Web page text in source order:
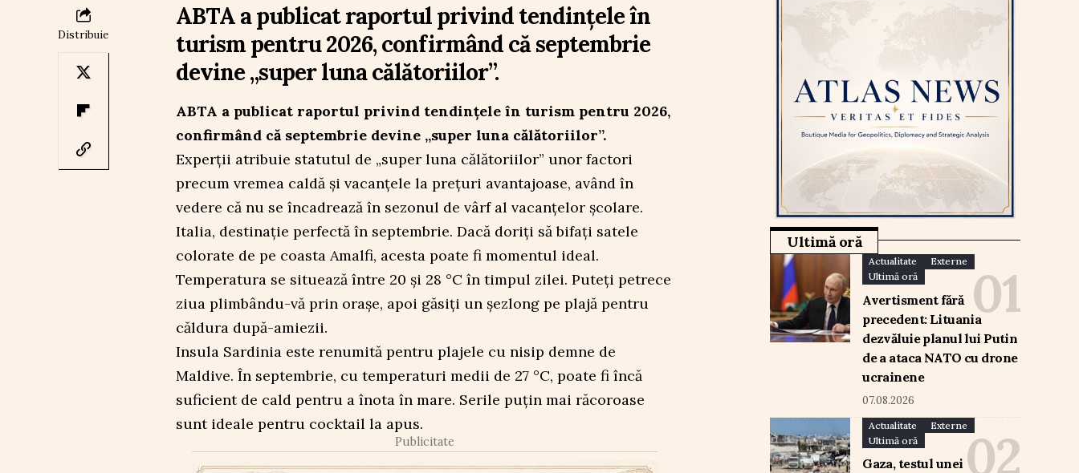
Distribuie
ABTA a publicat raportul privind tendințele în
turism pentru 2026, confirmând că septembrie
devine „super luna călătoriilor”.
ABTA a publicat raportul privind tendințele în turism pentru 2026,
confirmând că septembrie devine „super luna călătoriilor”.
Experții atribuie statutul de „super luna călătoriilor” unor factori
precum vremea caldă și vacanțele la prețuri avantajoase, având în
vedere că nu se încadrează în sezonul de vârf al vacanțelor școlare.
Italia, destinație perfectă în septembrie. Dacă doriți să bifați satele
colorate de pe coasta Amalfi, acesta poate fi momentul ideal.
Temperatura se situează între 20 și 28 °C în timpul zilei. Puteți petrece
ziua plimbându-vă prin orașe, apoi găsiți un șezlong pe plajă pentru
căldura după-amiezii.
Insula Sardinia este renumită pentru plajele cu nisip demne de
Maldive. În septembrie, cu temperaturi medii de 27 °C, poate fi încă
suficient de cald pentru a înota în mare. Serile puțin mai răcoroase
sunt ideale pentru cocktail la apus.
Publicitate
Ultimă oră
Actualitate
Externe
Ultimă oră
Avertisment fără
precedent: Lituania
dezvăluie planul lui Putin
de a ataca NATO cu drone
ucrainene
07.08.2026
Actualitate
Externe
Ultimă oră
Gaza, testul unei